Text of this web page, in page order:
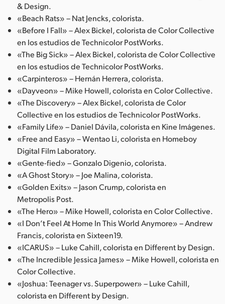
& Design.
«Beach Rats» – Nat Jencks, colorista.
«Before I Fall» – Alex Bickel, colorista de Color Collective
en los estudios de Technicolor PostWorks.
«The Big Sick» – Alex Bickel, colorista de Color Collective
en los estudios de Technicolor PostWorks.
«Carpinteros» – Hernán Herrera, colorista.
«Dayveon» – Mike Howell, colorista en Color Collective.
«The Discovery» – Alex Bickel, colorista de Color
Collective en los estudios de Technicolor PostWorks.
«Family Life» – Daniel Dávila, colorista en Kine Imágenes.
«Free and Easy» – Wentao Li, colorista en Homeboy
Digital Film Laboratory.
«Gente-fied» – Gonzalo Digenio, colorista.
«A Ghost Story» – Joe Malina, colorista.
«Golden Exits» – Jason Crump, colorista en
Metropolis Post.
«The Hero» – Mike Howell, colorista en Color Collective.
«I Don’t Feel At Home In This World Anymore» – Andrew
Francis, colorista en Sixteen19.
«ICARUS» – Luke Cahill, colorista en Different by Design.
«The Incredible Jessica James» – Mike Howell, colorista en
Color Collective.
«Joshua: Teenager vs. Superpower» – Luke Cahill,
colorista en Different by Design.